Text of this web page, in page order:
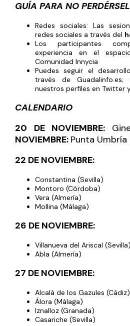
GUÍA PARA NO
Redes sociales: Las
redes sociales a través del
Los participantes
experiencia en el
Comunidad Innycia
Puedes seguir el
través de Guadalinfo.es;
nuestros perfiles en Twitter
CALENDARIO
20 DE NOVIEMBRE:
NOVIEMBRE: Punta Umbría
22 DE NOVIEMBRE:
Constantina (Sevilla)
Montoro (Córdoba)
Vera (Almería)
Mollina (Málaga)
26 DE NOVIEMBRE:
Villanueva del Ariscal (Sevilla)
Abla (Almería)
27 DE NOVIEMBRE:
Alcalá de los Gazules (Cádiz)
Álora (Málaga)
Iznalloz (Granada)
Casariche (Sevilla)